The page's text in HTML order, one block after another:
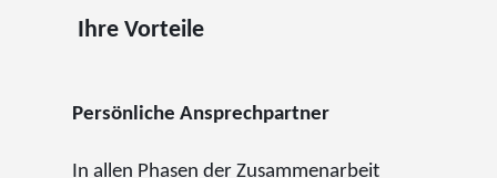
Ihre Vorteile
Persönliche Ansprechpartner
In allen Phasen der Zusammenarbeit